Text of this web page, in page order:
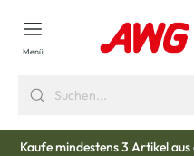
springen
Menü
Kaufe mindestens 3 Artikel aus